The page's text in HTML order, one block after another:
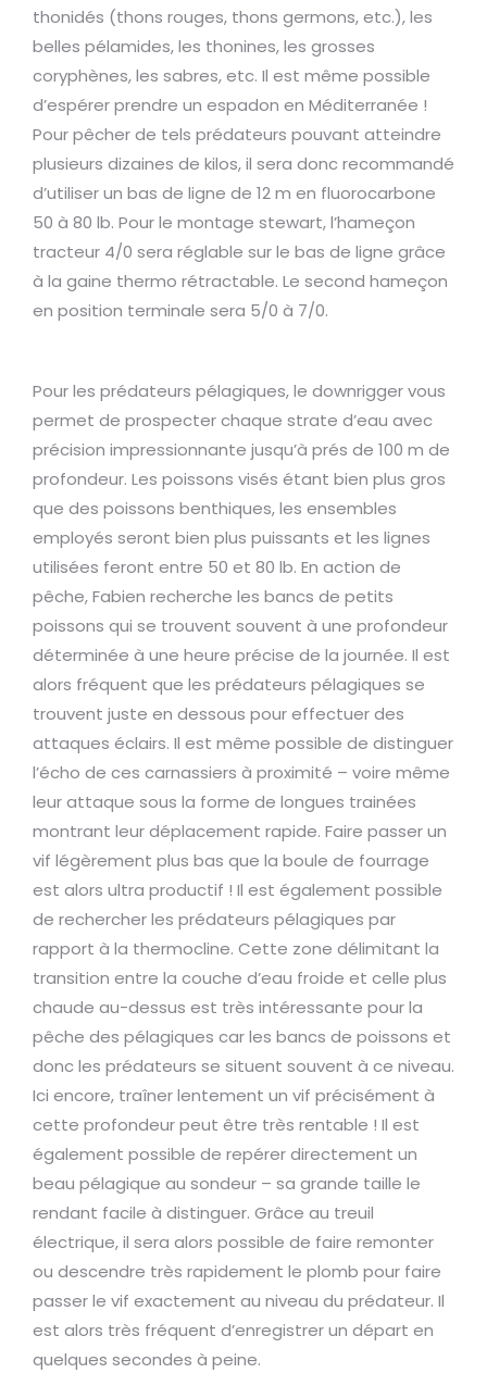
thonidés (thons rouges, thons germons, etc.), les
belles pélamides, les thonines, les grosses
coryphènes, les sabres, etc. Il est même possible
d’espérer prendre un espadon en Méditerranée !
Pour pêcher de tels prédateurs pouvant atteindre
plusieurs dizaines de kilos, il sera donc recommandé
d’utiliser un bas de ligne de 12 m en fluorocarbone
50 à 80 lb. Pour le montage stewart, l’hameçon
tracteur 4/0 sera réglable sur le bas de ligne grâce
à la gaine thermo rétractable. Le second hameçon
en position terminale sera 5/0 à 7/0.
Pour les prédateurs pélagiques, le downrigger vous
permet de prospecter chaque strate d’eau avec
précision impressionnante jusqu’à prés de 100 m de
profondeur. Les poissons visés étant bien plus gros
que des poissons benthiques, les ensembles
employés seront bien plus puissants et les lignes
utilisées feront entre 50 et 80 lb. En action de
pêche, Fabien recherche les bancs de petits
poissons qui se trouvent souvent à une profondeur
déterminée à une heure précise de la journée. Il est
alors fréquent que les prédateurs pélagiques se
trouvent juste en dessous pour effectuer des
attaques éclairs. Il est même possible de distinguer
l’écho de ces carnassiers à proximité – voire même
leur attaque sous la forme de longues trainées
montrant leur déplacement rapide. Faire passer un
vif légèrement plus bas que la boule de fourrage
est alors ultra productif ! Il est également possible
de rechercher les prédateurs pélagiques par
rapport à la thermocline. Cette zone délimitant la
transition entre la couche d’eau froide et celle plus
chaude au-dessus est très intéressante pour la
pêche des pélagiques car les bancs de poissons et
donc les prédateurs se situent souvent à ce niveau.
Ici encore, traîner lentement un vif précisément à
cette profondeur peut être très rentable ! Il est
également possible de repérer directement un
beau pélagique au sondeur – sa grande taille le
rendant facile à distinguer. Grâce au treuil
électrique, il sera alors possible de faire remonter
ou descendre très rapidement le plomb pour faire
passer le vif exactement au niveau du prédateur. Il
est alors très fréquent d’enregistrer un départ en
quelques secondes à peine.